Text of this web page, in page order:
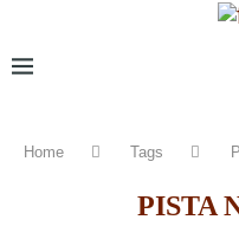
Home Tags
PISTA